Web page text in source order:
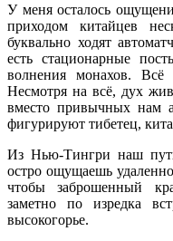
У меня осталось
приходом китайцев
буквально ходят
есть стационарные
волнения монахов. Всё
Несмотря на всё, дух
вместо привычных нам
фигурируют тибетец,
Из Нью-Тингри наш
остро ощущаешь
чтобы заброшенный
заметно по изредка
высокогорье.